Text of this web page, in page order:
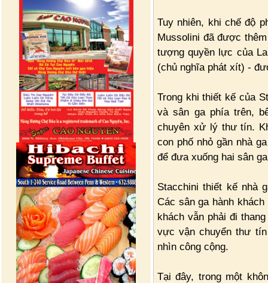
Tuy nhiên, khi chế độ
Mussolini đã được
tượng quyền lực của
(chủ nghĩa phát xít) -
Trong khi thiết kế của
và sân ga phía trên,
chuyên xử lý thư tín.
con phố nhỏ gần nhà
để đưa xuống hai sân
Stacchini thiết kế nhà
Các sân ga hành
khách vẫn phải đi
vực vận chuyển thư
nhìn công cộng.
Tại đây, trong một